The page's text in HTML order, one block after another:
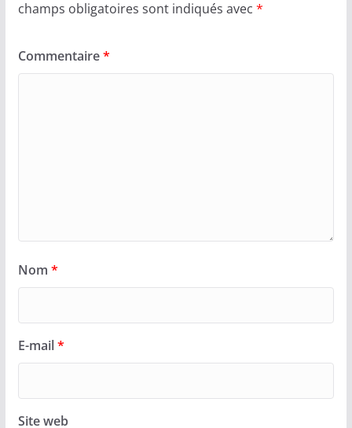
champs obligatoires sont indiqués avec *
Commentaire*
Nom *
E-mail*
Site web